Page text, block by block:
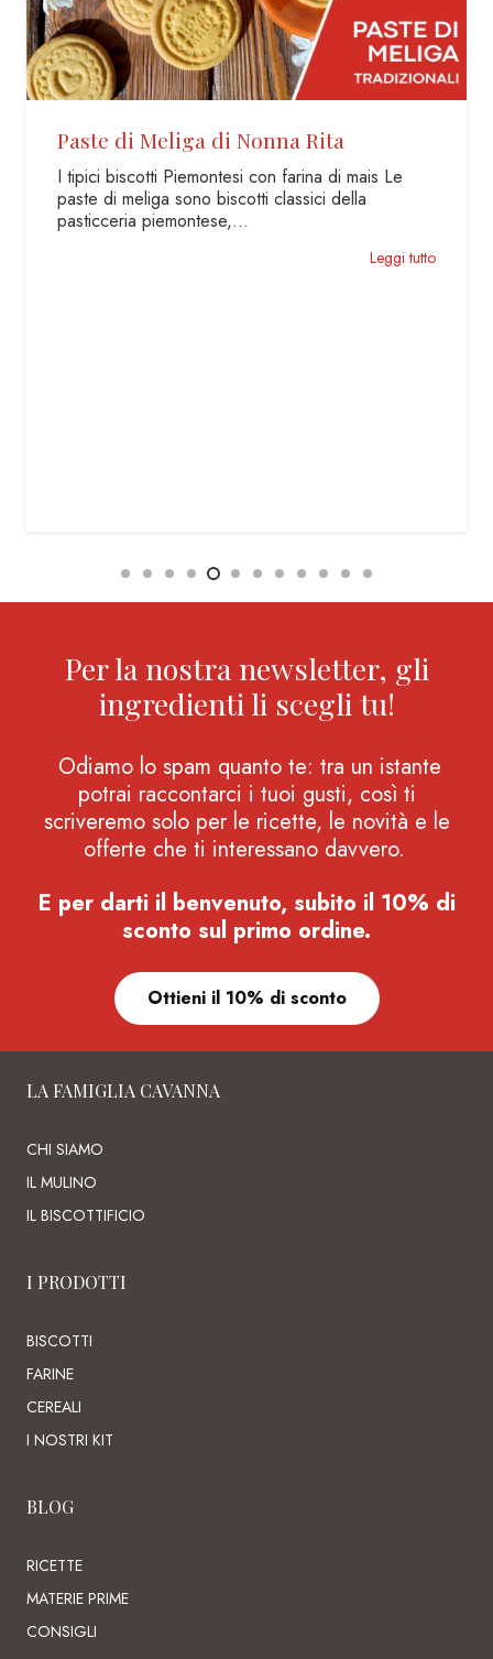
Rita
farina di mais Le
della
Torta di nocciole
senza latte
Un dolce tipico piemontese
GENTILE La torta di nocciole…
Per la nostra newsletter, gli
ingredienti li scegli tu!
Odiamo lo spam quanto te: tra un istante
potrai raccontarci i tuoi gusti, così ti
scriveremo solo per le ricette, le novità e le
offerte che ti interessano davvero.
E per darti il benvenuto, subito il 10% di
sconto sul primo ordine.
Ottieni il 10% di sconto
LA FAMIGLIA CAVANNA
CHI SIAMO
IL MULINO
IL BISCOTTIFICIO
I PRODOTTI
BISCOTTI
FARINE
CEREALI
I NOSTRI KIT
BLOG
RICETTE
MATERIE PRIME
CONSIGLI